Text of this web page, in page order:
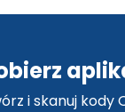
i skanuj kody